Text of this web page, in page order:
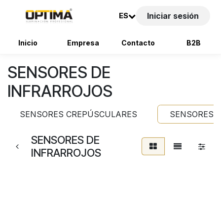
ES Iniciar sesión
Inicio Empresa Contacto B2B
SENSORES DE
INFRARROJOS
SENSORES CREPÚSCULARES SENSORES
SENSORES DE
INFRARROJOS